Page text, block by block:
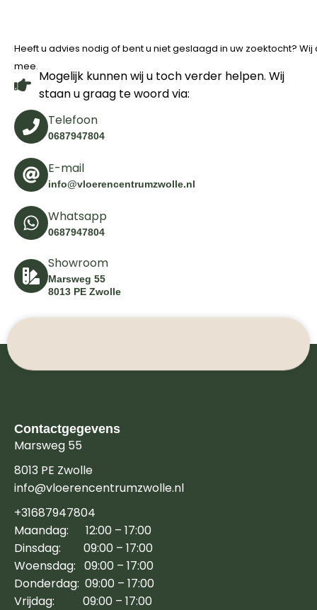
Heeft u advies nodig of bent u niet geslaagd in uw zoektocht?
mee.
Mogelijk kunnen wij u toch verder helpen. Wij
staan u graag te woord via:
Telefoon
0687947804
E-mail
info@vloerencentrumzwolle.nl
Whatsapp
0687947804
Showroom
Marsweg 55
8013 PE Zwolle
Contactgegevens
Marsweg 55
8013 PE Zwolle
info@vloerencentrumzwolle.nl
+31687947804
Maandag: 12:00 – 17:00
Dinsdag: 09:00 – 17:00
Woensdag: 09:00 – 17:00
Donderdag: 09:00 – 17:00
Vrijdag: 09:00 – 17:00